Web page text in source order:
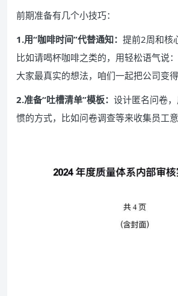
前期准备有几个小技巧：
1.用“咖啡时间”代替通知： 提前2周和核
比如请喝杯咖啡之类的，用轻松语气说
大家最真实的想法，咱们一起把公司变
2.准备“吐槽清单”模板： 设计匿名问卷
惯的方式，比如问卷调查等来收集员工意